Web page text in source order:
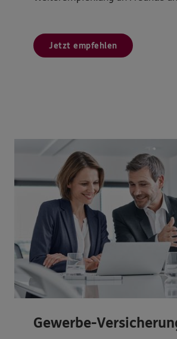
Jetzt empfehlen
Gewerbe-